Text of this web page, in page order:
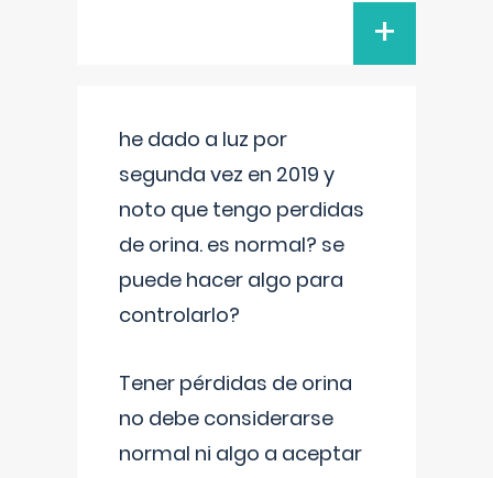
+
he dado a luz por
segunda vez en 2019 y
noto que tengo perdidas
de orina. es normal? se
puede hacer algo para
controlarlo?
Tener pérdidas de orina
no debe considerarse
normal ni algo a aceptar